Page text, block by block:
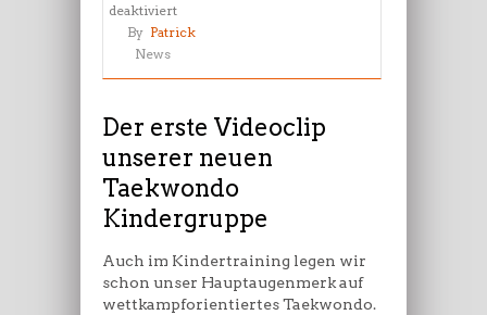
deaktiviertfür
Der
Videoclip
neuen
Taekwondo
Kindergruppe
By Patrick
News
Der erste Videoclip
unserer neuen
Taekwondo
Kindergruppe
Auch im Kindertraining legen wir
schon unser Hauptaugenmerk auf
wettkampforientiertes Taekwondo.